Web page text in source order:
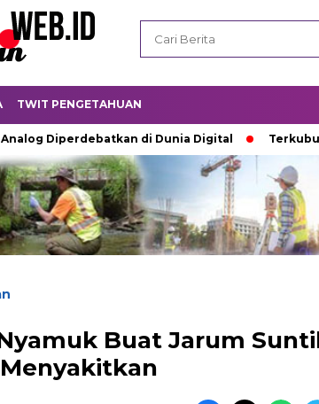
TWIT PENGETAHUAN
di Dunia Digital Terkubur untuk
Buat Jarum
Menyakitkan